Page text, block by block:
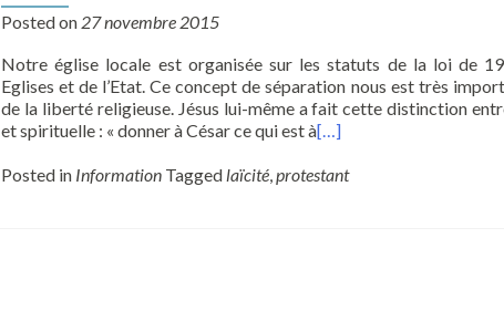
Posted on 27 novembre 2015
Notre église locale est organisée sur les statuts de la loi de
Eglises et de l’Etat. Ce concept de séparation nous est très
de la liberté religieuse. Jésus lui-même a fait cette distinction
et spirituelle : « donner à César ce qui est à[…]
Posted in Information Tagged laïcité,protestant